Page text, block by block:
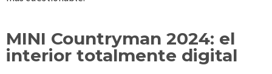
MINI Countryman 2024: el
interior totalmente digital